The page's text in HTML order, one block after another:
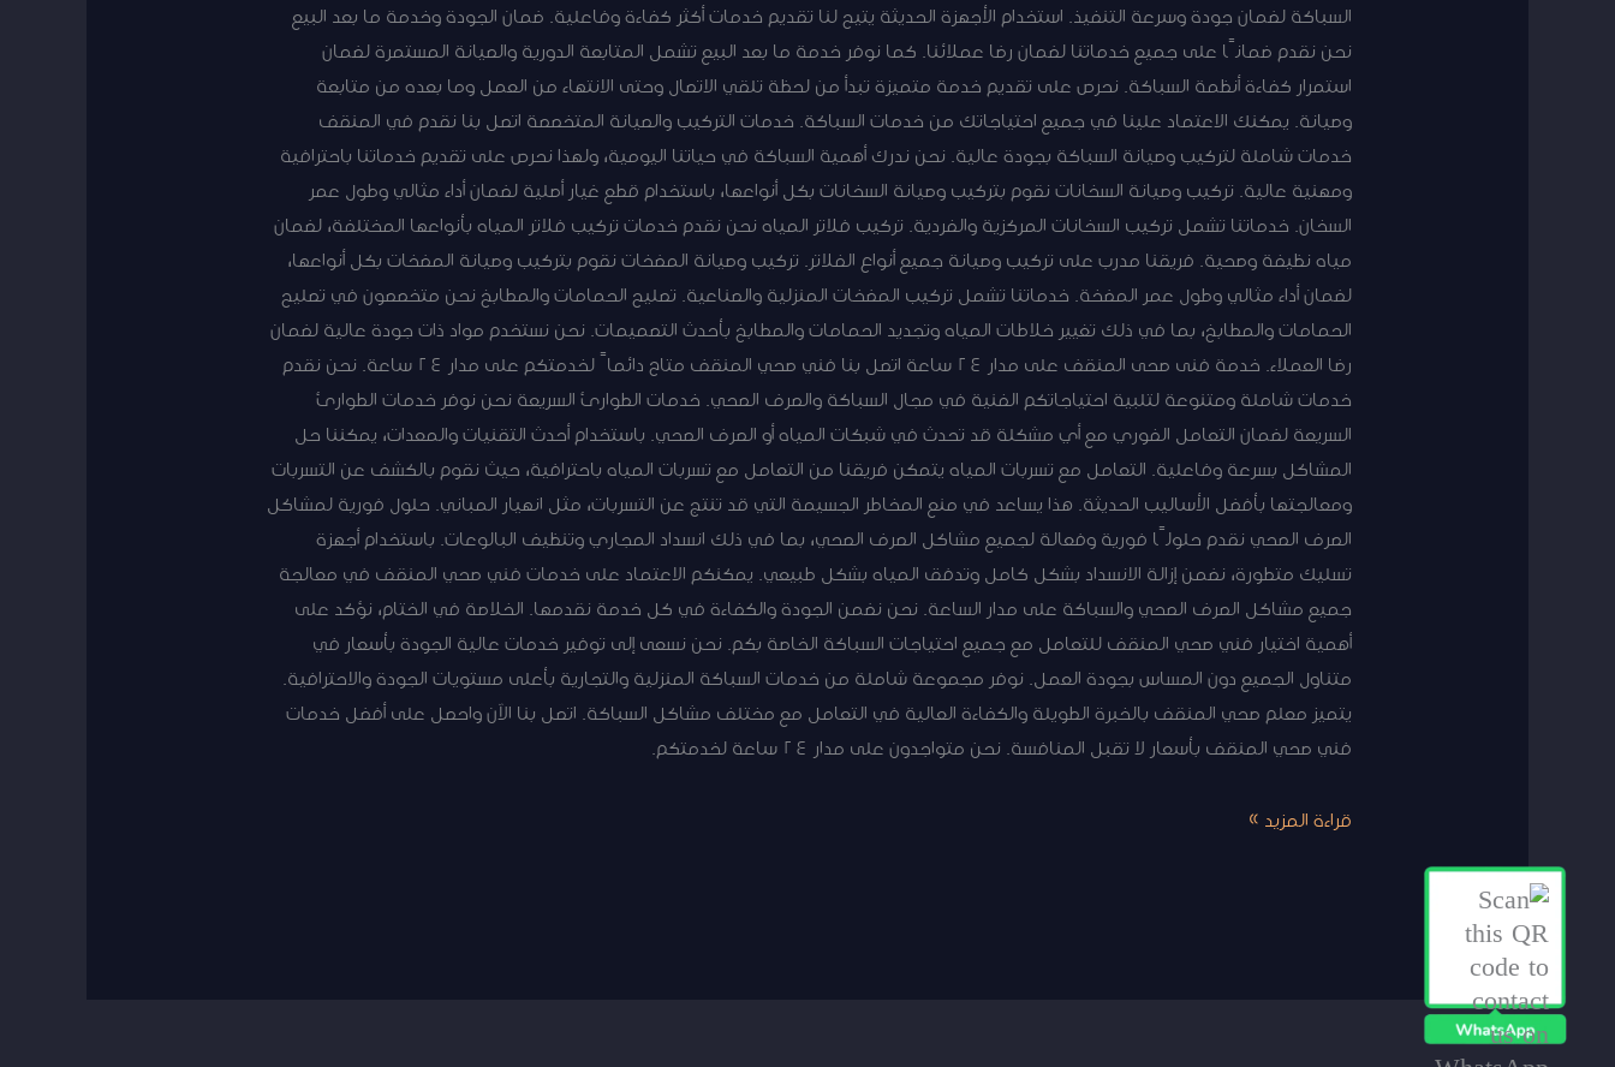
السباكة لضمان جودة وسرعة التنفيذ. استخدام الأجهزة الحديثة يتيح لنا تقديم خدمات أكثر كفاءة وفاعلية. ضمان الجودة وخدمة ما بعد البيع
نحن نقدم ضمانًا على جميع خدماتنا لضمان رضا عملائنا. كما نوفر خدمة ما بعد البيع تشمل المتابعة الدورية والصيانة المستمرة لضمان
استمرار كفاءة أنظمة السباكة. نحرص على تقديم خدمة متميزة تبدأ من لحظة تلقي الاتصال وحتى الانتهاء من العمل وما بعده من متابعة
وصيانة. يمكنك الاعتماد علينا في جميع احتياجاتك من خدمات السباكة. خدمات التركيب والصيانة المتخصصة اتصل بنا نقدم في المنقف
خدمات شاملة لتركيب وصيانة السباكة بجودة عالية. نحن ندرك أهمية السباكة في حياتنا اليومية، ولهذا نحرص على تقديم خدماتنا باحترافية
ومهنية عالية. تركيب وصيانة السخانات نقوم بتركيب وصيانة السخانات بكل أنواعها، باستخدام قطع غيار أصلية لضمان أداء مثالي وطول عمر
السخان. خدماتنا تشمل تركيب السخانات المركزية والفردية. تركيب فلاتر المياه نحن نقدم خدمات تركيب فلاتر المياه بأنواعها المختلفة، لضمان
مياه نظيفة وصحية. فريقنا مدرب على تركيب وصيانة جميع أنواع الفلاتر. تركيب وصيانة المضخات نقوم بتركيب وصيانة المضخات بكل أنواعها،
لضمان أداء مثالي وطول عمر المضخة. خدماتنا تشمل تركيب المضخات المنزلية والصناعية. تصليح الحمامات والمطابخ نحن متخصصون في تصليح
الحمامات والمطابخ، بما في ذلك تغيير خلاطات المياه وتجديد الحمامات والمطابخ بأحدث التصميمات. نحن نستخدم مواد ذات جودة عالية لضمان
رضا العملاء. خدمة فنى صحى المنقف على مدار 24 ساعة اتصل بنا فني صحي المنقف متاح دائماً لخدمتكم على مدار 24 ساعة. نحن نقدم
خدمات شاملة ومتنوعة لتلبية احتياجاتكم الفنية في مجال السباكة والصرف الصحي. خدمات الطوارئ السريعة نحن نوفر خدمات الطوارئ
السريعة لضمان التعامل الفوري مع أي مشكلة قد تحدث في شبكات المياه أو الصرف الصحي. باستخدام أحدث التقنيات والمعدات، يمكننا حل
المشاكل بسرعة وفاعلية. التعامل مع تسربات المياه يتمكن فريقنا من التعامل مع تسربات المياه باحترافية، حيث نقوم بالكشف عن التسربات
ومعالجتها بأفضل الأساليب الحديثة. هذا يساعد في منع المخاطر الجسيمة التي قد تنتج عن التسربات، مثل انهيار المباني. حلول فورية لمشاكل
الصرف الصحي نقدم حلولًا فورية وفعالة لجميع مشاكل الصرف الصحي، بما في ذلك انسداد المجاري وتنظيف البالوعات. باستخدام أجهزة
تسليك متطورة، نضمن إزالة الانسداد بشكل كامل وتدفق المياه بشكل طبيعي. يمكنكم الاعتماد على خدمات فني صحي المنقف في معالجة
جميع مشاكل الصرف الصحي والسباكة على مدار الساعة. نحن نضمن الجودة والكفاءة في كل خدمة نقدمها. الخلاصة في الختام، نؤكد على
أهمية اختيار فني صحي المنقف للتعامل مع جميع احتياجات السباكة الخاصة بكم. نحن نسعى إلى توفير خدمات عالية الجودة بأسعار في
متناول الجميع دون المساس بجودة العمل. نوفر مجموعة شاملة من خدمات السباكة المنزلية والتجارية بأعلى مستويات الجودة والاحترافية.
يتميز معلم صحي المنقف بالخبرة الطويلة والكفاءة العالية في التعامل مع مختلف مشاكل السباكة. اتصل بنا الآن واحصل على أفضل خدمات
فني صحي المنقف بأسعار لا تقبل المنافسة. نحن متواجدون على مدار 24 ساعة لخدمتكم.
قراءة المزيد »